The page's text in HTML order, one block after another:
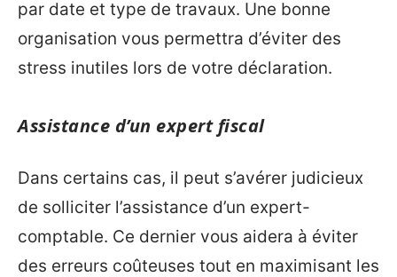
par date et type de travaux. Une bonne
organisation vous permettra d’éviter des
stress inutiles lors de votre déclaration.
Assistance d’un expert fiscal
Dans certains cas, il peut s’avérer judicieux
de solliciter l’assistance d’un expert-
comptable. Ce dernier vous aidera à éviter
des erreurs coûteuses tout en maximisant les